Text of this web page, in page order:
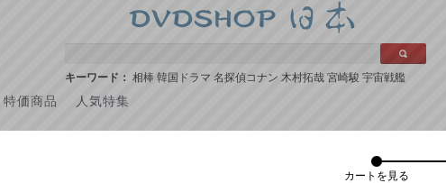
キーワード： 相棒 韓国ドラマ 名探偵コナン 木村拓哉 宮崎駿 宇宙戦艦
特価商品 人気特集
カートを見る